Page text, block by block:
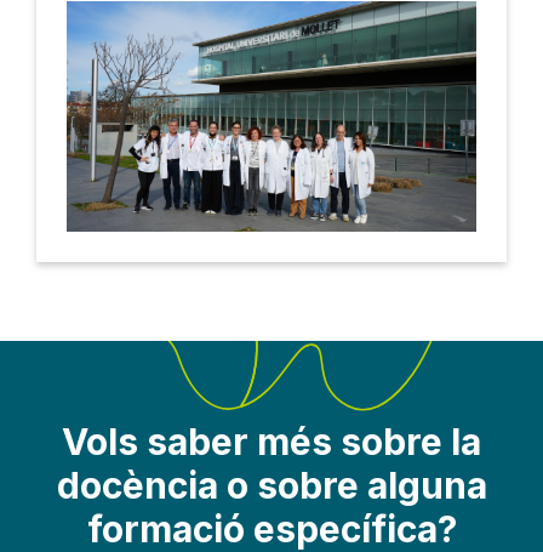
Vols saber més sobre la
docència o sobre alguna
formació específica?